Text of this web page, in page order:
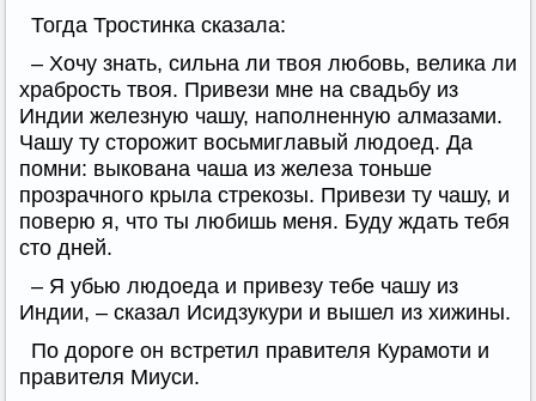
Тогда Тростинка сказала:
– Хочу знать, сильна ли твоя любовь, велика ли
храбрость твоя. Привези мне на свадьбу из
Индии железную чашу, наполненную алмазами.
Чашу ту сторожит восьмиглавый людоед. Да
помни: выкована чаша из железа тоньше
прозрачного крыла стрекозы. Привези ту чашу, и
поверю я, что ты любишь меня. Буду ждать тебя
сто дней.
– Я убью людоеда и привезу тебе чашу из
Индии, – сказал Исидзукури и вышел из хижины.
По дороге он встретил правителя Курамоти и
правителя Миуси.